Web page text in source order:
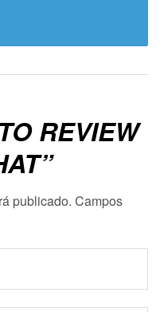
REVIEW
publicado. Campos